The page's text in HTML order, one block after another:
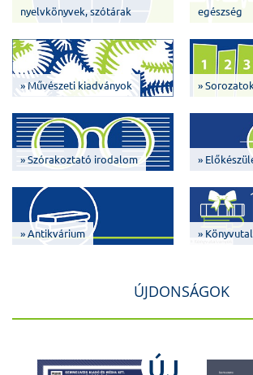
nyelvkönyvek, szótárak
egészség
» Művészeti kiadványok » Sorozatok
» Szórakoztató irodalom »
» Antikvárium »
ÚJDONSÁGOK
ÚJ